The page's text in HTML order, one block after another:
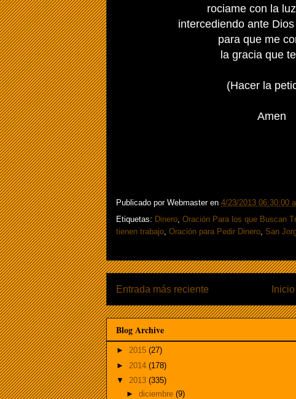
rociame con la
intercediendo ante
para que me
la gracia que
(Hacer la
Amen
Publicado por Webmaster en 4/23/2013 06:30:00
Etiquetas: Dinero, Oración Para los que Buscan
tienen trabajo, Oración para Pedir Dinero, San
Entrada más reciente Inicio
Blog Archive
► 2015 (27)
► 2014 (178)
▼ 2013 (335)
► diciembre (9)